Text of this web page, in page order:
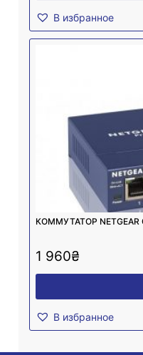
В избранное
КОММУТАТОР NETGEAR
1 960₴
В избранное